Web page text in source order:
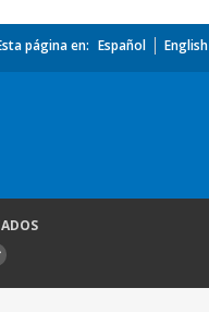
página en: Español English